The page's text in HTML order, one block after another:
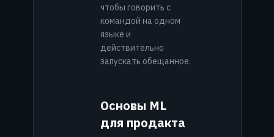
Основы ML
для продакта
чтобы говорить с
командой на одном
языке и
действительно
запускать обещанное.